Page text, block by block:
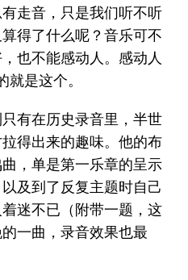
走音，只是我们听不听
得了什么呢？音乐可不
也不能感动人。感动人
是这个。
有在历史录音里，半世
得出来的趣味。他的布
，单是第一乐章的呈示
及到了反复主题时自己
迷不已（附带一题，这
一曲，录音效果也最